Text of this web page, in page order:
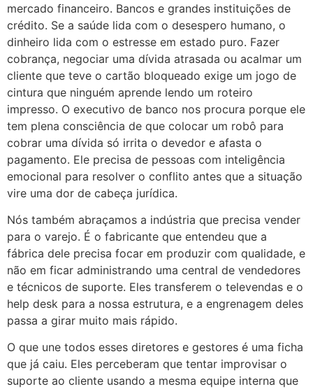
mercado financeiro. Bancos e grandes instituições de
crédito. Se a saúde lida com o desespero humano, o
dinheiro lida com o estresse em estado puro. Fazer
cobrança, negociar uma dívida atrasada ou acalmar um
cliente que teve o cartão bloqueado exige um jogo de
cintura que ninguém aprende lendo um roteiro
impresso. O executivo de banco nos procura porque ele
tem plena consciência de que colocar um robô para
cobrar uma dívida só irrita o devedor e afasta o
pagamento. Ele precisa de pessoas com inteligência
emocional para resolver o conflito antes que a situação
vire uma dor de cabeça jurídica.
Nós também abraçamos a indústria que precisa vender
para o varejo. É o fabricante que entendeu que a
fábrica dele precisa focar em produzir com qualidade, e
não em ficar administrando uma central de vendedores
e técnicos de suporte. Eles transferem o televendas e o
help desk para a nossa estrutura, e a engrenagem deles
passa a girar muito mais rápido.
O que une todos esses diretores e gestores é uma ficha
que já caiu. Eles perceberam que tentar improvisar o
suporte ao cliente usando a mesma equipe interna que